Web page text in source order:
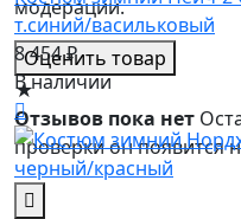
модерации.
Оценить товар
★
Отзывов пока нет
проверки он появится
т.синий/васильковый
8 454 ₽
В наличии